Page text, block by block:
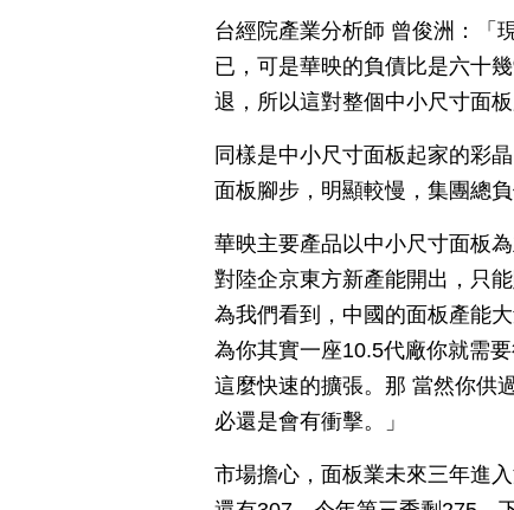
台經院產業分析師 曾俊洲：「
已，可是華映的負債比是六十
退，所以這對整個中小尺寸面
同樣是中小尺寸面板起家的彩
面板腳步，明顯較慢，集團總
華映主要產品以中小尺寸面板
對陸企京東方新產能開出，只
為我們看到，中國的面板產能
為你其實一座10.5代廠你就需
這麼快速的擴張。那 當然你供
必還是會有衝擊。」
市場擔心，面板業未來三年進